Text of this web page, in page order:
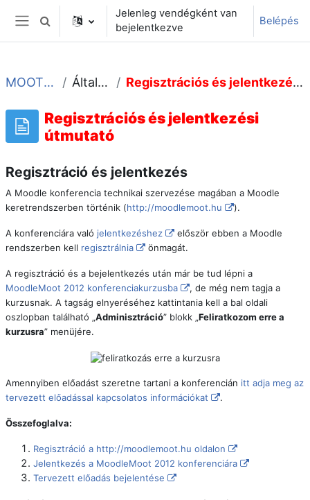
Tovább a fő tartalomhoz
Oldalpanel
Keresési bemeneti adatok váltása
Jelenleg vendégként van
bejelentkezve
Belépés
MOOT2012 Általános Regisztrációs és jelentkezési útmutató
Regisztrációs és jelentkezési
útmutató
Regisztráció és jelentkezés
A Moodle konferencia technikai szervezése magában a Moodle
keretrendszerben történik (http://moodlemoot.hu ).
A konferenciára való jelentkezéshez
először ebben a Moodle
rendszerben kell regisztrálnia önmagát.
A regisztráció és a bejelentkezés után már be tud lépni a
MoodleMoot 2012 konferenciakurzusba
, de még nem tagja a
kurzusnak. A tagság elnyeréséhez kattintania kell a bal oldali
oszlopban található „Adminisztráció” blokk „Feliratkozom erre a
kurzusra” menüjére.
Amennyiben előadást szeretne tartani a konferencián itt adja meg az
tervezett előadással kapcsolatos információkat
.
Összefoglalva:
Regisztráció a http://moodlemoot.hu oldalon
Jelentkezés a MoodleMoot 2012 konferenciára
Tervezett előadás bejelentése